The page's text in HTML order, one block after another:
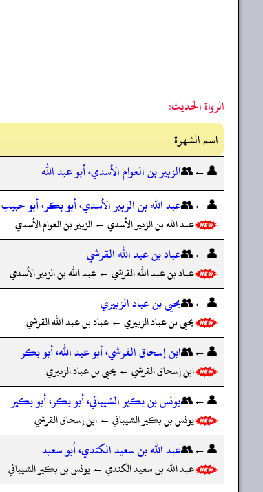
الرواة الحديث:
اسم الشهرة
👤←👥الزبير بن العوام الأسدي، أبو عبد الله
👤←👥عبد الله بن الزبير الأسدي، أبو بكر، أبو خبيب
عبد الله بن الزبير الأسدي ← الزبير بن العوام الأسدي
👤←👥عباد بن عبد الله القرشي
عباد بن عبد الله القرشي ← عبد الله بن الزبير الأسدي
👤←👥يحيى بن عباد الزبيري
يحيى بن عباد الزبيري ← عباد بن عبد الله القرشي
👤←👥ابن إسحاق القرشي، أبو عبد الله، أبو بكر
ابن إسحاق القرشي ← يحيى بن عباد الزبيري
👤←👥يونس بن بكير الشيباني، أبو بكر، أبو بكير
يونس بن بكير الشيباني ← ابن إسحاق القرشي
👤←👥عبد الله بن سعيد الكندي، أبو سعيد
عبد الله بن سعيد الكندي ← يونس بن بكير الشيباني